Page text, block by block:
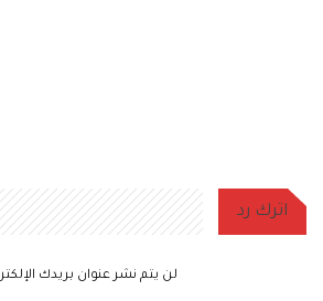
اترك رد
لن يتم نشر عنوان بريدك